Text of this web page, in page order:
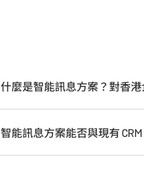
什麼是智能訊息方案？對香港
智能訊息方案能否與現有